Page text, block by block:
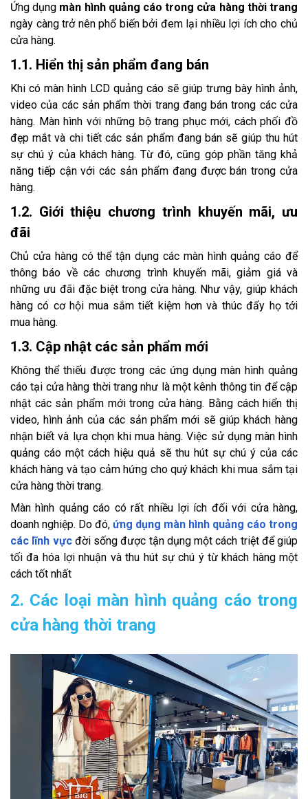
Ứng dụng màn hình quảng cáo trong cửa hàng thời trang
ngày càng trở nên phổ biến bởi đem lại nhiều lợi ích cho chủ
cửa hàng.
1.1. Hiển thị sản phẩm đang bán
Khi có màn hình LCD quảng cáo sẽ giúp trưng bày hình ảnh,
video của các sản phẩm thời trang đang bán trong các cửa
hàng. Màn hình với những bộ trang phục mới, cách phối đồ
đẹp mắt và chi tiết các sản phẩm đang bán sẽ giúp thu hút
sự chú ý của khách hàng. Từ đó, cũng góp phần tăng khả
năng tiếp cận với các sản phẩm đang được bán trong cửa
hàng.
1.2. Giới thiệu chương trình khuyến mãi, ưu
đãi
Chủ cửa hàng có thể tận dụng các màn hình quảng cáo để
thông báo về các chương trình khuyến mãi, giảm giá và
những ưu đãi đặc biệt trong cửa hàng. Như vậy, giúp khách
hàng có cơ hội mua sắm tiết kiệm hơn và thúc đẩy họ tới
mua hàng.
1.3. Cập nhật các sản phẩm mới
Không thể thiếu được trong các ứng dụng màn hình quảng
cáo tại cửa hàng thời trang như là một kênh thông tin để cập
nhật các sản phẩm mới trong cửa hàng. Bằng cách hiển thị
video, hình ảnh của các sản phẩm mới sẽ giúp khách hàng
nhận biết và lựa chọn khi mua hàng. Việc sử dụng màn hình
quảng cáo một cách hiệu quả sẽ thu hút sự chú ý của các
khách hàng và tạo cảm hứng cho quý khách khi mua sắm tại
cửa hàng thời trang.
Màn hình quảng cáo có rất nhiều lợi ích đối với cửa hàng,
doanh nghiệp. Do đó, ứng dụng màn hình quảng cáo trong
các lĩnh vựcđời sống được tận dụng một cách triệt để giúp
tối đa hóa lợi nhuận và thu hút sự chú ý từ khách hàng một
cách tốt nhất
2. Các loại màn hình quảng cáo trong
cửa hàng thời trang